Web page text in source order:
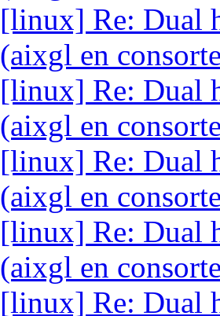
[linux] Re: Dual
(aixgl en
[linux] Re: Dual
(aixgl en
[linux] Re: Dual
(aixgl en
[linux] Re: Dual
(aixgl en
[linux] Re: Dual